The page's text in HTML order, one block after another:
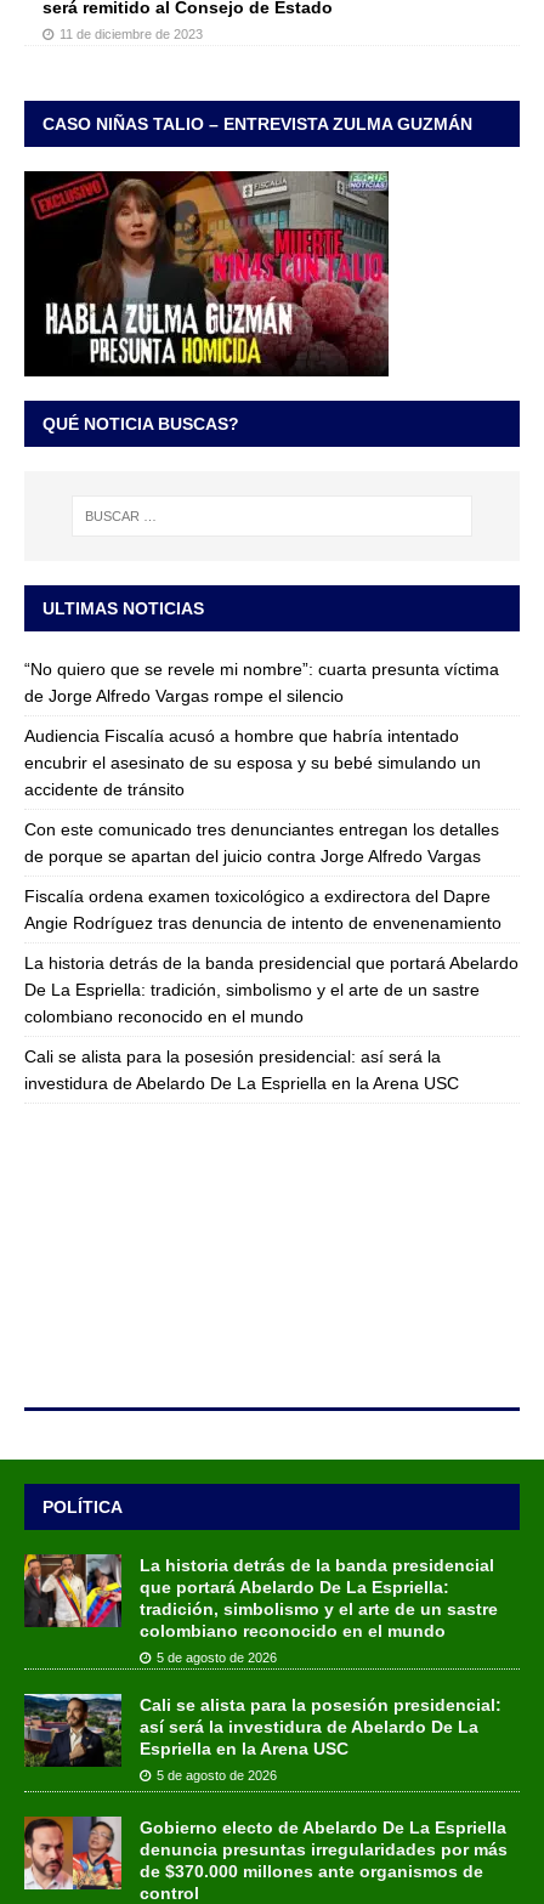
será remitido al Consejo de Estado
11 de diciembre de 2023
CASO NIÑAS TALIO – ENTREVISTA ZULMA GUZMÁN
QUÉ NOTICIA BUSCAS?
ULTIMAS NOTICIAS
“No quiero que se revele mi nombre”: cuarta presunta víctima
de Jorge Alfredo Vargas rompe el silencio
Audiencia Fiscalía acusó a hombre que habría intentado
encubrir el asesinato de su esposa y su bebé simulando un
accidente de tránsito
Con este comunicado tres denunciantes entregan los detalles
de porque se apartan del juicio contra Jorge Alfredo Vargas
Fiscalía ordena examen toxicológico a exdirectora del Dapre
Angie Rodríguez tras denuncia de intento de envenenamiento
La historia detrás de la banda presidencial que portará Abelardo
De La Espriella: tradición, simbolismo y el arte de un sastre
colombiano reconocido en el mundo
Cali se alista para la posesión presidencial: así será la
investidura de Abelardo De La Espriella en la Arena USC
POLÍTICA
La historia detrás de la banda presidencial
que portará Abelardo De La Espriella:
tradición, simbolismo y el arte de un sastre
colombiano reconocido en el mundo
5 de agosto de 2026
Cali se alista para la posesión presidencial:
así será la investidura de Abelardo De La
Espriella en la Arena USC
5 de agosto de 2026
Gobierno electo de Abelardo De La Espriella
denuncia presuntas irregularidades por más
de $370.000 millones ante organismos de
control